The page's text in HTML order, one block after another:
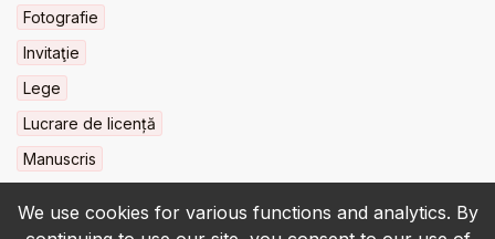
We use cookies for various functions and analytics. By
Fotografie
Invitaţie
Lege
Lucrare de licență
Manuscris